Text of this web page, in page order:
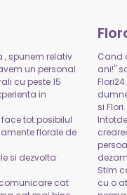
, spunem relativ
un personal
cu peste 15
in
tot posibilul
florale de
si dezvolta
cat
Cand
ani!"
si Flori.
Stim
cu o